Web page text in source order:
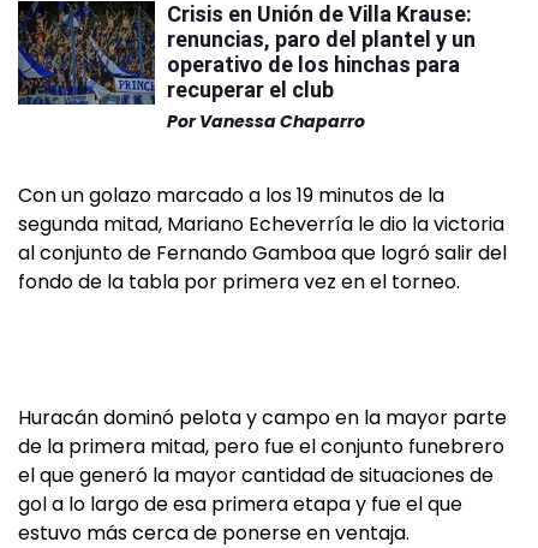
Crisis en Unión de Villa Krause:
renuncias, paro del plantel y un
operativo de los hinchas para
recuperar el club
Por Vanessa Chaparro
Con un golazo marcado a los 19 minutos de la
segunda mitad, Mariano Echeverría le dio la victoria
al conjunto de Fernando Gamboa que logró salir del
fondo de la tabla por primera vez en el torneo.
Huracán dominó pelota y campo en la mayor parte
de la primera mitad, pero fue el conjunto funebrero
el que generó la mayor cantidad de situaciones de
gol a lo largo de esa primera etapa y fue el que
estuvo más cerca de ponerse en ventaja.